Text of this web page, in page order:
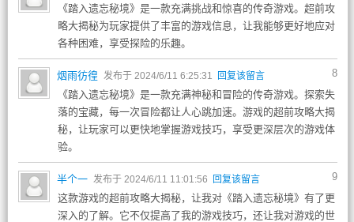
《踏入遗忘秘境》是一款充满挑战和惊喜的传奇游戏。超前攻
略大揭秘为玩家提供了丰富的游戏信息，让我能够更好地应对
各种困难，享受探险的乐趣。
8
烟雨彷徨 发布于 2024/6/11 6:25:31 回复该留言
《踏入遗忘秘境》是一款充满神秘和冒险的传奇游戏。探索失
落的宝藏，每一次冒险都让人心跳加速。游戏的超前攻略大揭
秘，让玩家可以更快地掌握游戏技巧，享受更深层次的游戏体
验。
9
半个一 发布于 2024/6/11 11:01:56 回复该留言
这款游戏的超前攻略大揭秘，让我对《踏入遗忘秘境》有了更
深入的了解。它不仅提高了我的游戏技巧，还让我对游戏的世